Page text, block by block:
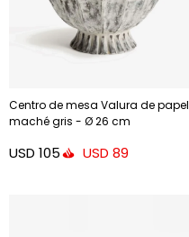
Centro de mesa Valura de papel
maché gris - Ø 26 cm
USD 105 USD 89